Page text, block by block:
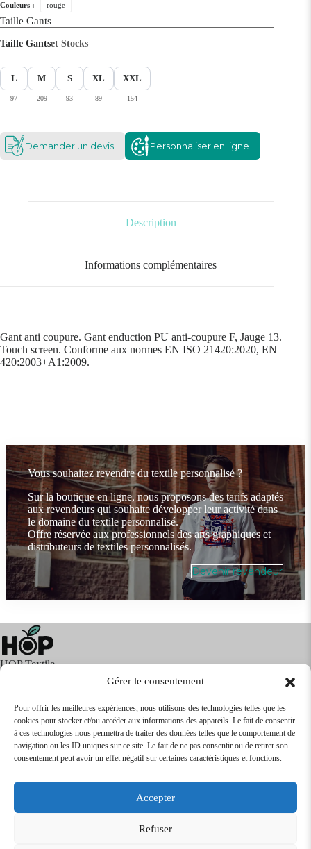
Gérer le consentement
Pour offrir les meilleures expériences, nous utilisons des technologies telles que les
cookies pour stocker et/ou accéder aux informations des appareils. Le fait de consentir
à ces technologies nous permettra de traiter des données telles que le comportement de
navigation ou les ID uniques sur ce site. Le fait de ne pas consentir ou de retirer son
consentement peut avoir un effet négatif sur certaines caractéristiques et fonctions.
Accepter
Refuser
Couleurs : rouge
Taille Gants
Taille Gantset Stocks
L
97
M
209
S
93
XL
89
XXL
154
Demander un devis Personnaliser en ligne
Description
Informations complémentaires
Gant anti coupure. Gant enduction PU anti-coupure F, Jauge 13.
Touch screen. Conforme aux normes EN ISO 21420:2020, EN
420:2003+A1:2009.
Vous souhaitez revendre du textile personnalisé ?
Sur la boutique en ligne, nous proposons des tarifs adaptés
aux revendeurs qui souhaite développer leur activité dans
le domaine du textile personnalisé.
Offre réservée aux professionnels des arts graphiques et
distributeurs de textiles personnalisés.
Devenir revendeur
HOP Textile
Textile Articles Publicitaires
Infos
Boutique en ligne
Express 24H
Tarifs Revendeurs